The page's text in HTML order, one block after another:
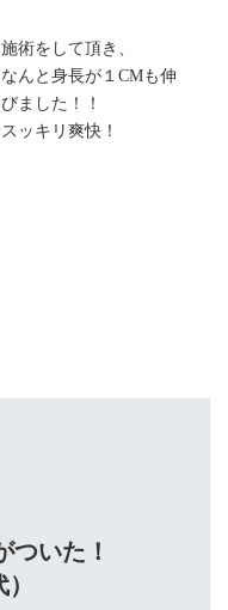
施術をして頂き、
なんと身長が１CMも伸
びました！！
スッキリ爽快！
ついた！